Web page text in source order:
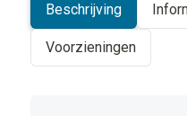
Beschrijving
Voorzieningen